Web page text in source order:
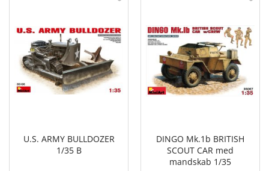
U.S. ARMY BULLDOZER
1/35 B
DINGO Mk.1b BRITISH
SCOUT CAR med
mandskab 1/35